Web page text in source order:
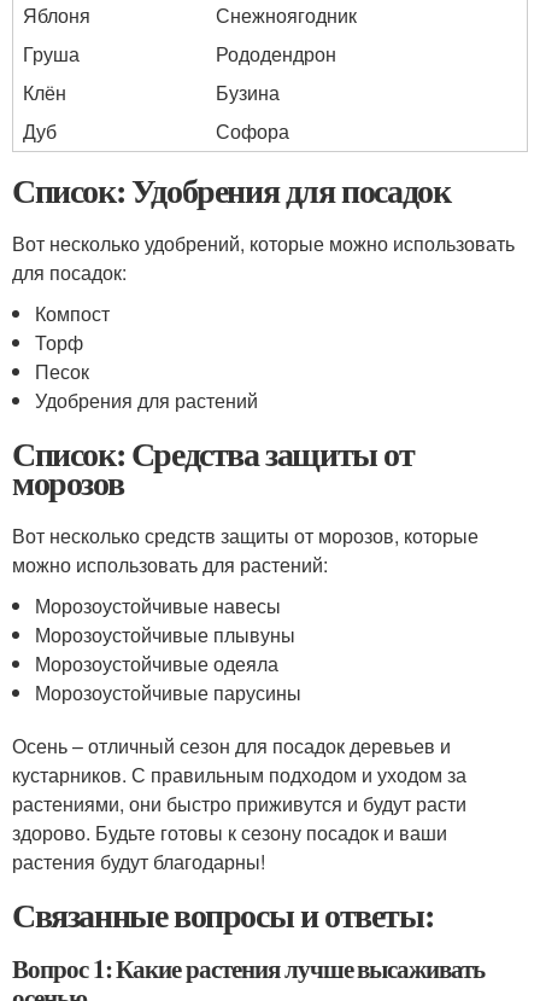
Яблоня
Снежноягодник
Груша
Рододендрон
Клён
Бузина
Дуб
Софора
Список: Удобрения для посадок
Вот несколько удобрений, которые можно использовать
для посадок:
Компост
Торф
Песок
Удобрения для растений
Список: Средства защиты от
морозов
Вот несколько средств защиты от морозов, которые
можно использовать для растений:
Морозоустойчивые навесы
Морозоустойчивые плывуны
Морозоустойчивые одеяла
Морозоустойчивые парусины
Осень – отличный сезон для посадок деревьев и
кустарников. С правильным подходом и уходом за
растениями, они быстро приживутся и будут расти
здорово. Будьте готовы к сезону посадок и ваши
растения будут благодарны!
Связанные вопросы и ответы:
Вопрос 1: Какие растения лучше высаживать